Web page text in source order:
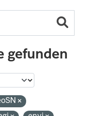
gefunden